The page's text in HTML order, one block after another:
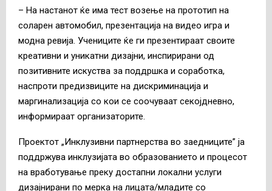
– На настанот ќе има тест возење на прототип на
соларен автомобил, презентација на видео игра и
модна ревија. Учениците ќе ги презентираат своите
креативни и уникатни дизајни, инспирирани од
позитивните искуства за поддршка и соработка,
наспроти предизвиците на дискриминација и
маргинализација со кои се соочуваат секојдневно,
информираат организаторите.
Проектот „Инклузивни партнерства во заедниците” ја
поддржува инклузијата во образованието и процесот
на вработување преку достапни локални услуги
дизајнирани по мерка на лицата/младите со